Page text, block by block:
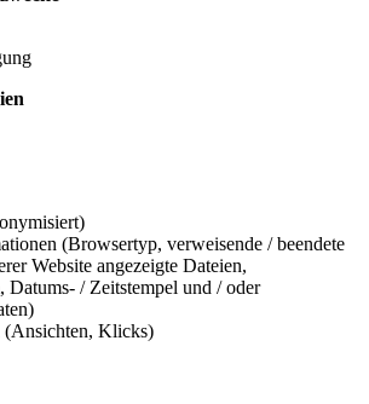
(Browsertyp, verweisende / beendete
Website angezeigte Dateien,
Datums- / Zeitstempel und / oder
(Ansichten, Klicks)